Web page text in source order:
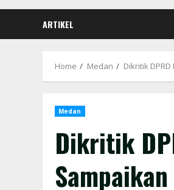
ARTIKEL
Home Medan Dikritik
Medan
Dikritik